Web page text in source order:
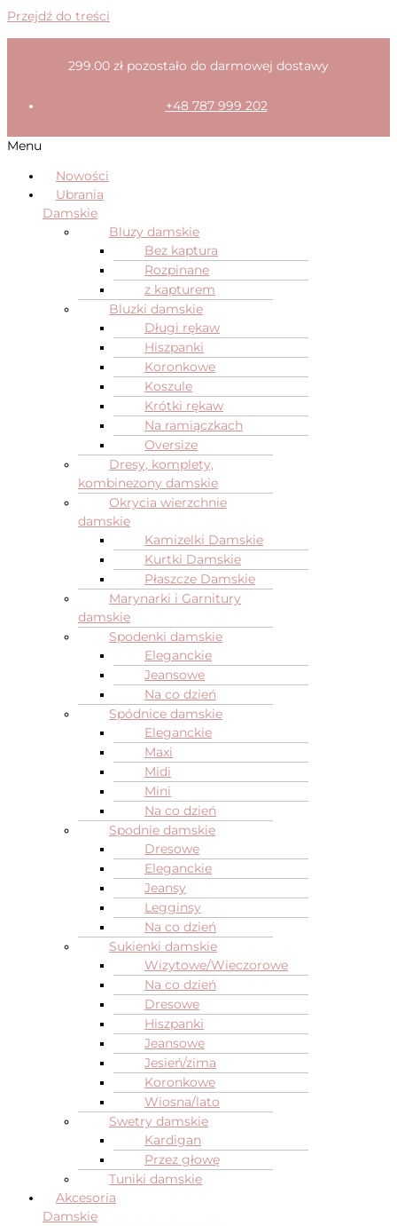
Przejdź do treści
299.00 zł pozostało do darmowej dostawy
+48 787 999 202
Menu
Nowości
Ubrania
Damskie
Bluzy damskie
Bez kaptura
Rozpinane
z kapturem
Bluzki damskie
Długi rękaw
Hiszpanki
Koronkowe
Koszule
Krótki rękaw
Na ramiączkach
Oversize
Dresy, komplety,
kombinezony damskie
Okrycia wierzchnie
damskie
Kamizelki Damskie
Kurtki Damskie
Płaszcze Damskie
Marynarki i Garnitury
damskie
Spodenki damskie
Eleganckie
Jeansowe
Na co dzień
Spódnice damskie
Eleganckie
Maxi
Midi
Mini
Na co dzień
Spodnie damskie
Dresowe
Eleganckie
Jeansy
Legginsy
Na co dzień
Sukienki damskie
Wizytowe/Wieczorowe
Na co dzień
Dresowe
Hiszpanki
Jeansowe
Jesień/zima
Koronkowe
Wiosna/lato
Swetry damskie
Kardigan
Przez głowę
Tuniki damskie
Akcesoria
Damskie